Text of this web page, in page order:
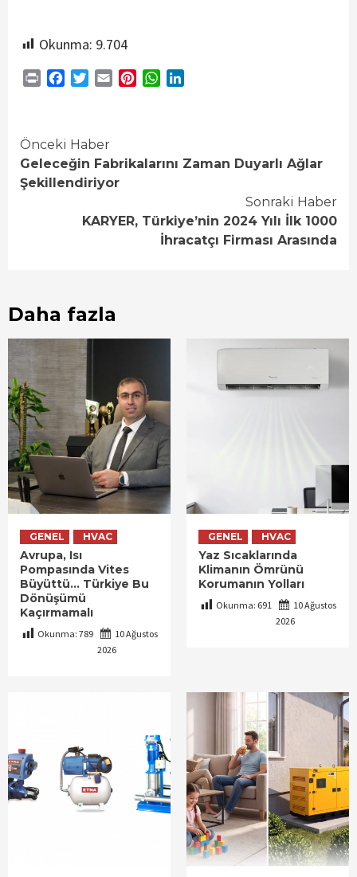
Okunma: 9.704
Print FacebookTwitterEmail PinterestWhatsApp
Continue
Reading
Önceki Haber
Geleceğin Fabrikalarını Zaman Duyarlı Ağlar
Şekillendiriyor
Sonraki Haber
KARYER, Türkiye’nin 2024 Yılı İlk 1000
İhracatçı Firması Arasında
Daha fazla
GENEL HVAC
Avrupa, Isı
Pompasında Vites
Büyüttü… Türkiye Bu
Dönüşümü
Kaçırmamalı
Okunma: 789
10 Ağustos
2026
GENEL HVAC
Yaz Sıcaklarında
Klimanın Ömrünü
Korumanın Yolları
Okunma: 691
10 Ağustos
2026